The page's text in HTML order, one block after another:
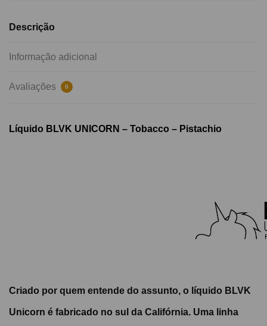
Descrição
Informação adicional
Avaliações 0
Líquido BLVK UNICORN – Tobacco – Pistachio
Criado por quem entende do assunto, o líquido BLVK
Unicorn é fabricado no sul da Califórnia. Uma linha